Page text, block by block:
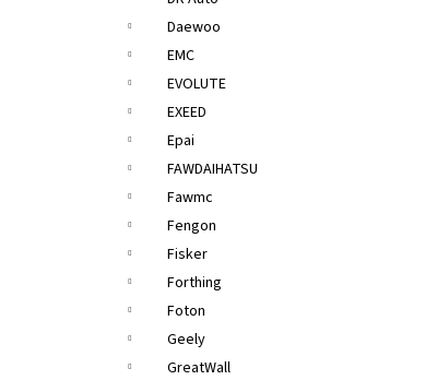
Daewoo
EMC
EVOLUTE
EXEED
Epai
FAWDAIHATSU
Fawmc
Fengon
Fisker
Forthing
Foton
Geely
GreatWall